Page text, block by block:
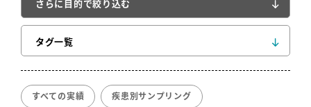
さらに目的で絞り込む
タグ一覧
すべての実績 疾患別サンプリング